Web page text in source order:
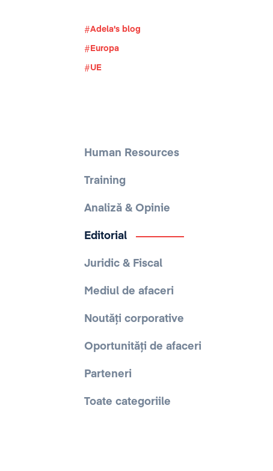
Adela's blog
Europa
UE
Human Resources
Training
Analiză & Opinie
Editorial
Juridic & Fiscal
Mediul de afaceri
Noutăți corporative
Oportunități de afaceri
Parteneri
Toate categoriile